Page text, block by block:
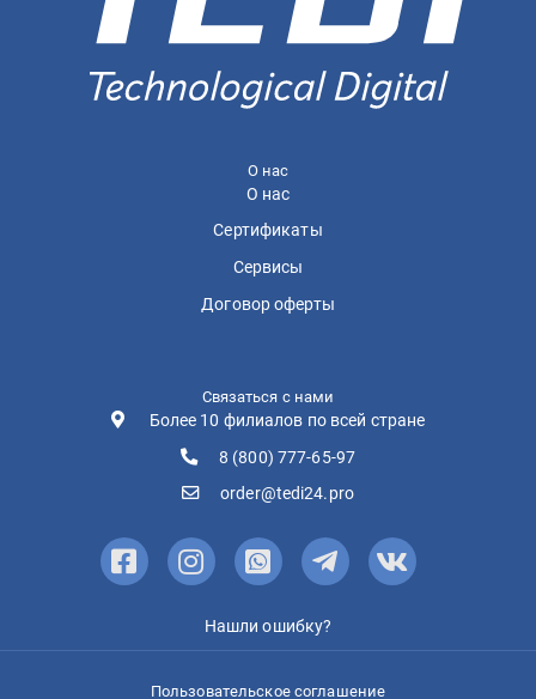
О нас
О нас
Сертификаты
Сервисы
Договор оферты
Связаться с нами
Более 10 филиалов по всей стране
8 (800) 777-65-97
order@tedi24.pro
Нашли ошибку?
Пользовательское соглашение